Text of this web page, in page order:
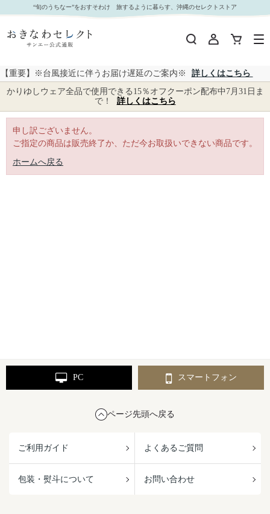
｜おきなわセレクト サンエー公式通販
“旬のうちなー”をおすそわけ 旅するように暮らす、沖縄のセレクトストア
【重要】※台風接近に伴うお届け遅延のご案内※
詳しくはこちら
かりゆしウェア全品で使用できる15％オフクーポン配布中7月31日ま
で！
詳しくはこちら
申し訳ございません。
ご指定の商品は販売終了か、ただ今お取扱いできない商品です。
ホームへ戻る
PC スマートフォン
ページ先頭へ戻る
ご利用ガイド よくあるご質問
包装・熨斗について お問い合わせ